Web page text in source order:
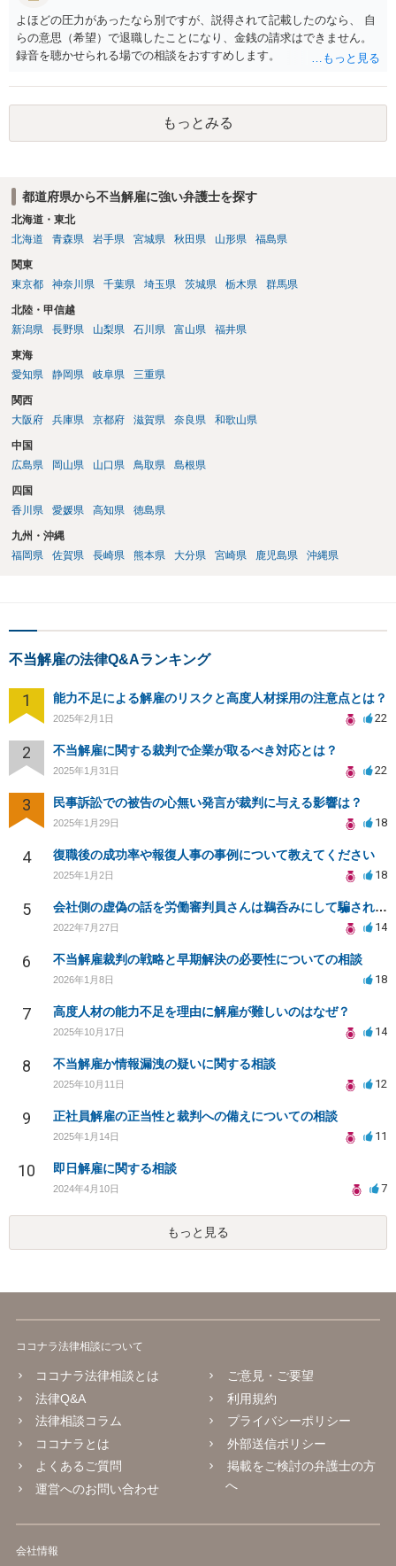
よほどの圧力があったなら別ですが、説得されて記載したのなら、 自
らの意思（希望）で退職したことになり、金銭の請求はできません。
録音を聴かせられる場での相談をおすすめします。
もっとみる
都道府県から不当解雇に強い弁護士を探す
北海道・東北
北海道
青森県 岩手県 宮城県 秋田県 山形県 福島県
関東
東京都
神奈川県 千葉県 埼玉県 茨城県 栃木県 群馬県
北陸・甲信越
新潟県
長野県 山梨県 石川県 富山県 福井県
東海
愛知県
静岡県 岐阜県 三重県
関西
大阪府
兵庫県 京都府 滋賀県 奈良県 和歌山県
中国
広島県
岡山県 山口県 鳥取県 島根県
四国
香川県
愛媛県 高知県 徳島県
九州・沖縄
福岡県
佐賀県 長崎県 熊本県 大分県 宮崎県 鹿児島県 沖縄県
不当解雇の法律Q&Aランキング
1 能力不足による解雇のリスクと高度人材採用の注意点とは？
2025年2月1日 22
2 不当解雇に関する裁判で企業が取るべき対応とは？
2025年1月31日 22
3 民事訴訟での被告の心無い発言が裁判に与える影響は？
2025年1月29日 18
4 復職後の成功率や報復人事の事例について教えてください
2025年1月2日 18
5 会社側の虚偽の話を労働審判員さんは鵜呑みにして騙されてしまいました。
2022年7月27日 14
6 不当解雇裁判の戦略と早期解決の必要性についての相談
2026年1月8日 18
7 高度人材の能力不足を理由に解雇が難しいのはなぜ？
2025年10月17日 14
8 不当解雇か情報漏洩の疑いに関する相談
2025年10月11日 12
9 正社員解雇の正当性と裁判への備えについての相談
2025年1月14日 11
10 即日解雇に関する相談
2024年4月10日 7
もっと見る
ココナラ法律相談について
ココナラ法律相談とは
法律Q&A
法律相談コラム
ココナラとは
よくあるご質問
運営へのお問い合わせ
ご意見・ご要望
利用規約
プライバシーポリシー
外部送信ポリシー
掲載をご検討の弁護士の方
へ
会社情報